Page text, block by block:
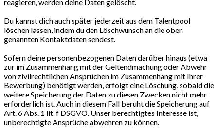
reagieren, werden deine Daten gelöscht.
Du kannst dich auch später jederzeit aus dem Talentpool
löschen lassen, indem du den Löschwunsch an die oben
genannten Kontaktdaten sendest.
Sofern deine personenbezogenen Daten darüber hinaus (etwa
zur im Zusammenhang mit der Geltendmachung oder Abwehr
von zivilrechtlichen Ansprüchen im Zusammenhang mit Ihrer
Bewerbung) benötigt werden, erfolgt eine Löschung, sobald die
weitere Speicherung der Daten zu diesen Zwecken nicht mehr
erforderlich ist. Auch in diesem Fall beruht die Speicherung auf
Art. 6 Abs. 1 lit. f DSGVO. Unser berechtigtes Interesse ist,
unberechtigte Ansprüche abwehren zu können.